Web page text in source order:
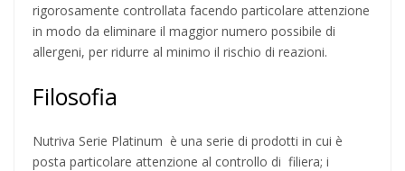
rigorosamente controllata facendo particolare attenzione
in modo da eliminare il maggior numero possibile di
allergeni, per ridurre al minimo il rischio di reazioni.
Filosofia
Nutriva Serie Platinum è una serie di prodotti in cui è
posta particolare attenzione al controllo di filiera; i